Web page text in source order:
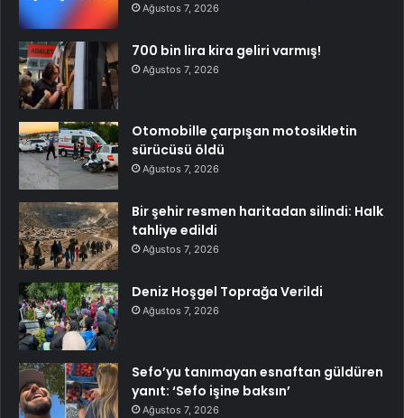
Ağustos 7, 2026
700 bin lira kira geliri varmış!
Ağustos 7, 2026
Otomobille çarpışan motosikletin
sürücüsü öldü
Ağustos 7, 2026
Bir şehir resmen haritadan silindi: Halk
tahliye edildi
Ağustos 7, 2026
Deniz Hoşgel Toprağa Verildi
Ağustos 7, 2026
Sefo’yu tanımayan esnaftan güldüren
yanıt: ‘Sefo işine baksın’
Ağustos 7, 2026